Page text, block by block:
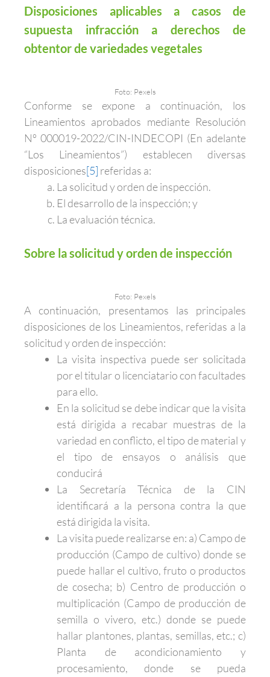
Disposiciones aplicables a casos de
supuesta infracción a derechos de
obtentor de variedades vegetales
Foto: Pexels
Conforme se expone a continuación, los
Lineamientos aprobados mediante Resolución
Nº 000019-2022/CIN-INDECOPI (En adelante
“Los Lineamientos”) establecen diversas
disposiciones[5] referidas a:
La solicitud y orden de inspección.
El desarrollo de la inspección; y
La evaluación técnica.
Sobre la solicitud y orden de inspección
Foto: Pexels
A continuación, presentamos las principales
disposiciones de los Lineamientos, referidas a la
solicitud y orden de inspección:
La visita inspectiva puede ser solicitada
por el titular o licenciatario con facultades
para ello.
En la solicitud se debe indicar que la visita
está dirigida a recabar muestras de la
variedad en conflicto, el tipo de material y
el tipo de ensayos o análisis que
conducirá
La Secretaría Técnica de la CIN
identificará a la persona contra la que
está dirigida la visita.
La visita puede realizarse en: a) Campo de
producción (Campo de cultivo) donde se
puede hallar el cultivo, fruto o productos
de cosecha; b) Centro de producción o
multiplicación (Campo de producción de
semilla o vivero, etc.) donde se puede
hallar plantones, plantas, semillas, etc.; c)
Planta de acondicionamiento y
procesamiento, donde se pueda